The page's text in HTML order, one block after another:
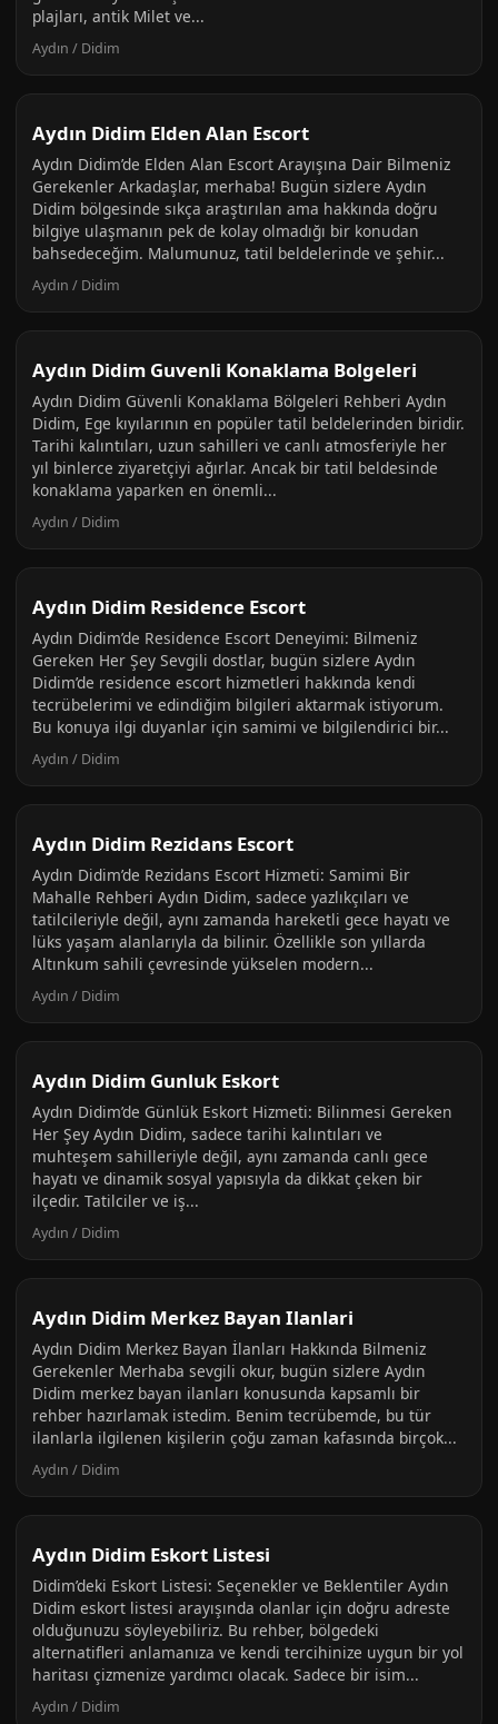
plajları, antik Milet ve...
Aydın / Didim
Aydın Didim Elden Alan Escort
Aydın Didim’de Elden Alan Escort Arayışına Dair Bilmeniz
Gerekenler Arkadaşlar, merhaba! Bugün sizlere Aydın
Didim bölgesinde sıkça araştırılan ama hakkında doğru
bilgiye ulaşmanın pek de kolay olmadığı bir konudan
bahsedeceğim. Malumunuz, tatil beldelerinde ve şehir...
Aydın / Didim
Aydın Didim Guvenli Konaklama Bolgeleri
Aydın Didim Güvenli Konaklama Bölgeleri Rehberi Aydın
Didim, Ege kıyılarının en popüler tatil beldelerinden biridir.
Tarihi kalıntıları, uzun sahilleri ve canlı atmosferiyle her
yıl binlerce ziyaretçiyi ağırlar. Ancak bir tatil beldesinde
konaklama yaparken en önemli...
Aydın / Didim
Aydın Didim Residence Escort
Aydın Didim’de Residence Escort Deneyimi: Bilmeniz
Gereken Her Şey Sevgili dostlar, bugün sizlere Aydın
Didim’de residence escort hizmetleri hakkında kendi
tecrübelerimi ve edindiğim bilgileri aktarmak istiyorum.
Bu konuya ilgi duyanlar için samimi ve bilgilendirici bir...
Aydın / Didim
Aydın Didim Rezidans Escort
Aydın Didim’de Rezidans Escort Hizmeti: Samimi Bir
Mahalle Rehberi Aydın Didim, sadece yazlıkçıları ve
tatilcileriyle değil, aynı zamanda hareketli gece hayatı ve
lüks yaşam alanlarıyla da bilinir. Özellikle son yıllarda
Altınkum sahili çevresinde yükselen modern...
Aydın / Didim
Aydın Didim Gunluk Eskort
Aydın Didim’de Günlük Eskort Hizmeti: Bilinmesi Gereken
Her Şey Aydın Didim, sadece tarihi kalıntıları ve
muhteşem sahilleriyle değil, aynı zamanda canlı gece
hayatı ve dinamik sosyal yapısıyla da dikkat çeken bir
ilçedir. Tatilciler ve iş...
Aydın / Didim
Aydın Didim Merkez Bayan Ilanlari
Aydın Didim Merkez Bayan İlanları Hakkında Bilmeniz
Gerekenler Merhaba sevgili okur, bugün sizlere Aydın
Didim merkez bayan ilanları konusunda kapsamlı bir
rehber hazırlamak istedim. Benim tecrübemde, bu tür
ilanlarla ilgilenen kişilerin çoğu zaman kafasında birçok...
Aydın / Didim
Aydın Didim Eskort Listesi
Didim’deki Eskort Listesi: Seçenekler ve Beklentiler Aydın
Didim eskort listesi arayışında olanlar için doğru adreste
olduğunuzu söyleyebiliriz. Bu rehber, bölgedeki
alternatifleri anlamanıza ve kendi tercihinize uygun bir yol
haritası çizmenize yardımcı olacak. Sadece bir isim...
Aydın / Didim